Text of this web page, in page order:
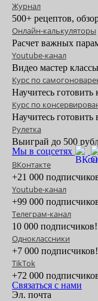
Журнал
500+ рецептов,
Онлайн-калькуляторы
Расчет важных
Youtube-канал
Видео мастер
Курс по
Научитесь готовить
Курс по
Научитесь готовить
Рулетка
Выиграй до 500
Мы в соцсетях
ВКонтакте
+21 000
Youtube-канал
+99 000
Телеграм-канал
10 000 подписчиков!
Одноклассники
+7 000 подписчиков!
TikTok
+72 000
Связаться с нами
Эл. почта